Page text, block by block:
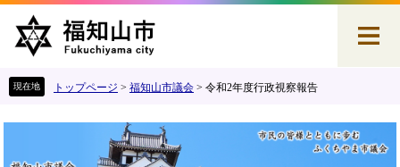
で
。
ば
て
トップページ > 福知山市議会 > 令和2年度行政視察報告